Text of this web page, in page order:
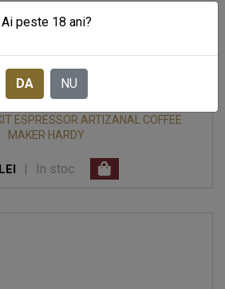
ESPRESSOR ARTIZANAL COFFEE
MAKER HARDY
| In stoc
Ai peste 18 ani?
DA NU